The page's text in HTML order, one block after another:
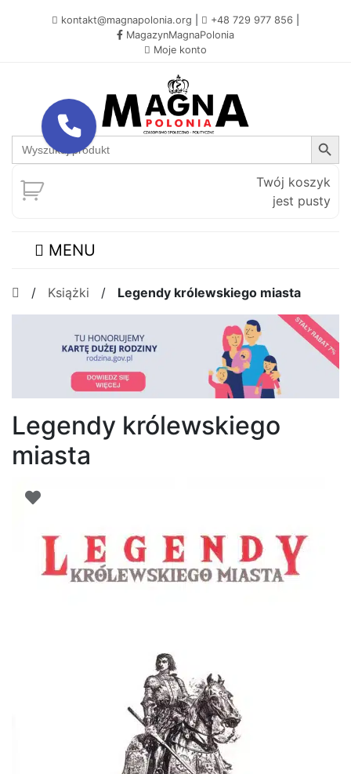
kontakt@magnapolonia.org +48 729 977 856
MagazynMagnaPolonia
Moje konto
Search
for:
Search Button
Twój koszyk
jest pusty
MENU
/ Książki / Legendy królewskiego miasta
Legendy królewskiego
miasta